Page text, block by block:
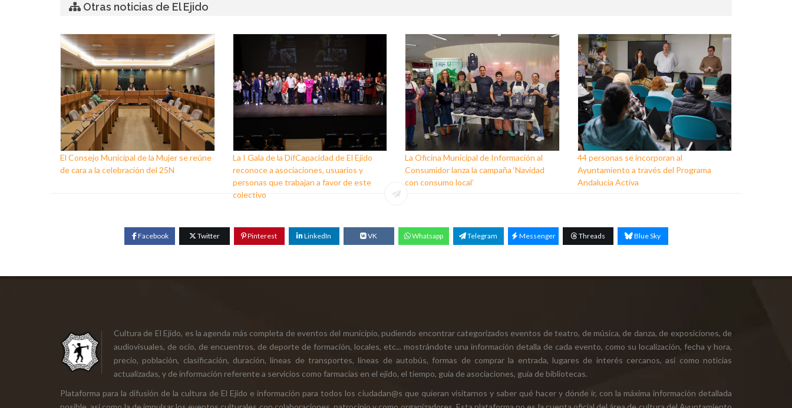
Otras noticias de El Ejido
El Consejo Municipal de la Mujer se reúne
de cara a la celebración del 25N
La I Gala de la DifCapacidad de El Ejido
reconoce a asociaciones, usuarios y
personas que trabajan a favor de este
colectivo
La Oficina Municipal de Información al
Consumidor lanza la campaña ‘Navidad
con consumo local’
44 personas se incorporan al
Ayuntamiento a través del Programa
Andalucía Activa
Facebook Twitter Pinterest LinkedIn VK Whatsapp Telegram Messenger Threads Blue Sky
Cultura de El Ejido, es la agenda más completa de eventos del municipio, pudiendo encontrar categorizados eventos de teatro, de música, de danza, de exposiciones, de
audiovisuales, de ocio, de encuentros, de deporte de formación, locales, etc... mostrándote una información detalla de cada evento, como su localización, fecha y hora,
precio, población, clasificación, duración, líneas de transportes, líneas de autobús, formas de comprar la entrada, lugares de interés cercanos, así como noticias
actualizadas, y de información referente a servicios como farmacias en el ejido, el tiempo, guía de asociaciones, guía de bibliotecas.
Plataforma para la difusión de la cultura de El Ejido e información para todos los ciudadan@s que quieran visitarnos y saber qué hacer y dónde ir, con la máxima información detallada